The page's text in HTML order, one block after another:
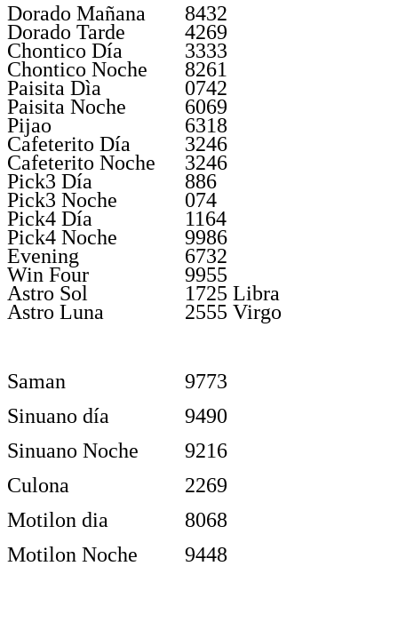
Dorado Mañana
8432
Dorado Tarde
4269
Chontico Día
3333
Chontico Noche
8261
Paisita Dìa
0742
Paisita Noche
6069
Pijao
6318
Cafeterito Día
3246
Cafeterito Noche
3246
Pick3 Día
886
Pick3 Noche
074
Pick4 Día
1164
Pick4 Noche
9986
Evening
6732
Win Four
9955
Astro Sol
1725 Libra
Astro Luna
2555 Virgo
Saman
Sinuano día
Sinuano Noche
Culona
Motilon dia
Motilon Noche
9773
9490
9216
2269
8068
9448